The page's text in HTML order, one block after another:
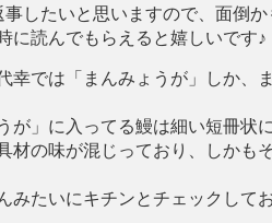
事したいと思いますので、面倒
に読んでもらえると嬉しいです♪
幸では「まんみょうが」しか、
が」に入ってる鰻は細い短冊状
材の味が混じっており、しかも
みたいにキチンとチェックして